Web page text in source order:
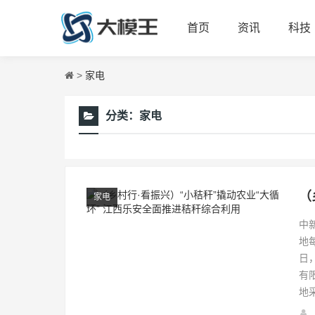
首页 资讯 科技
> 家电
分类： 家电
家电
中
地
日
有
地